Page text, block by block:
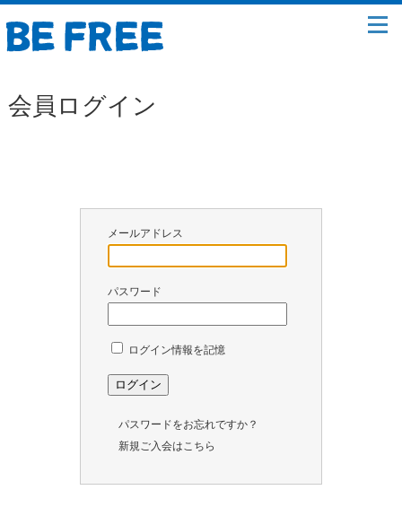
会員ログイン
メールアドレス
パスワード
ログイン情報を記憶
パスワードをお忘れですか？
新規ご入会はこちら